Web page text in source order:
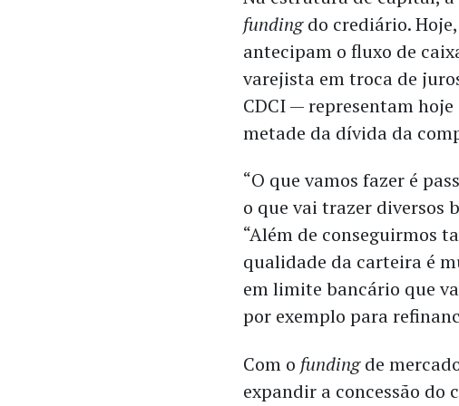
fundingdo crediário.
antecipam o fluxo de
varejista em troca de
CDCI — representam hoje
metade da dívida da
“O que vamos fazer é
o que vai trazer diversos
“Além de conseguirmos
qualidade da carteira é
em limite bancário que
por exemplo para
Com o fundingde
expandir a concessão